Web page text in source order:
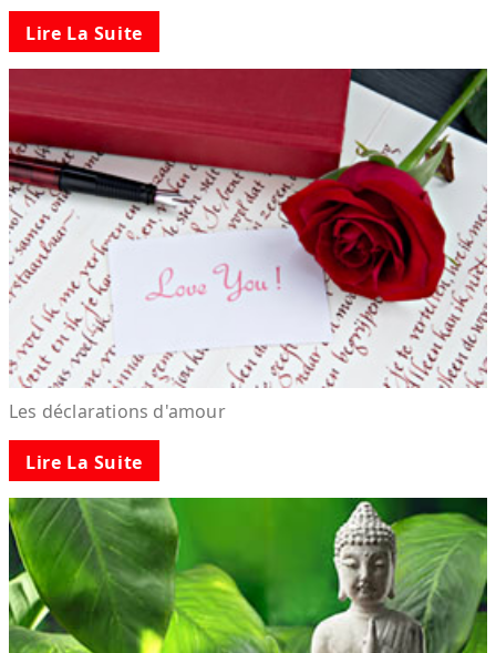
Lire La Suite
Les déclarations d'amour
Lire La Suite